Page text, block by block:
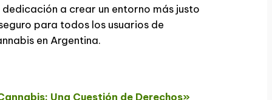
dedicación a crear un entorno más justo
para todos los usuarios de
en Argentina.
Una Cuestión de Derechos»